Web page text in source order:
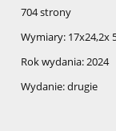
704 strony
Wymiary: 17x24,2x
Rok wydania: 2024
Wydanie: drugie